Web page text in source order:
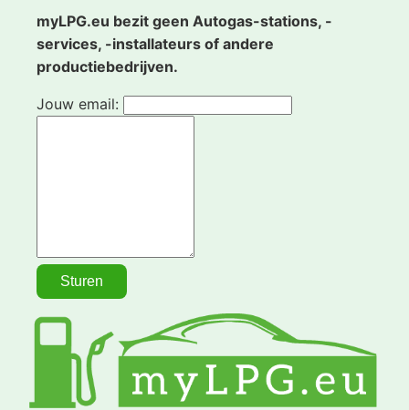
myLPG.eu bezit geen Autogas-stations, -
services, -installateurs of andere
productiebedrijven.
Jouw email: